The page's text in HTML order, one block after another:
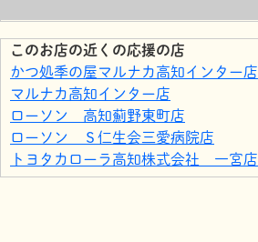
このお店の近くの応援の店
かつ処季の屋マルナカ高知インター店
マルナカ高知インター店
ローソン 高知薊野東町店
ローソン Ｓ仁生会三愛病院店
トヨタカローラ高知株式会社 一宮店
Chubby's Kitchen